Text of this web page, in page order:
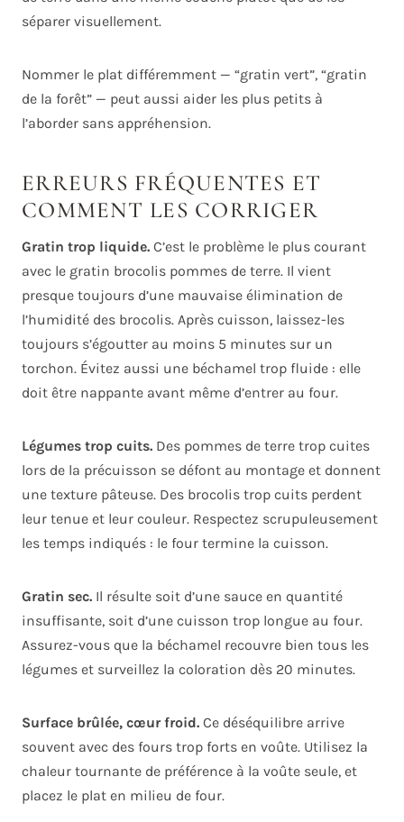
séparer visuellement.
Nommer le plat différemment — “gratin vert”, “gratin
de la forêt” — peut aussi aider les plus petits à
l’aborder sans appréhension.
ERREURS FRÉQUENTES ET
COMMENT LES CORRIGER
Gratin trop liquide. C’est le problème le plus courant
avec le gratin brocolis pommes de terre. Il vient
presque toujours d’une mauvaise élimination de
l’humidité des brocolis. Après cuisson, laissez-les
toujours s’égoutter au moins 5 minutes sur un
torchon. Évitez aussi une béchamel trop fluide : elle
doit être nappante avant même d’entrer au four.
Légumes trop cuits. Des pommes de terre trop cuites
lors de la précuisson se défont au montage et donnent
une texture pâteuse. Des brocolis trop cuits perdent
leur tenue et leur couleur. Respectez scrupuleusement
les temps indiqués : le four termine la cuisson.
Gratin sec. Il résulte soit d’une sauce en quantité
insuffisante, soit d’une cuisson trop longue au four.
Assurez-vous que la béchamel recouvre bien tous les
légumes et surveillez la coloration dès 20 minutes.
Surface brûlée, cœur froid. Ce déséquilibre arrive
souvent avec des fours trop forts en voûte. Utilisez la
chaleur tournante de préférence à la voûte seule, et
placez le plat en milieu de four.